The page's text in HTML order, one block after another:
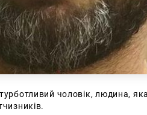
чоловік, людина,